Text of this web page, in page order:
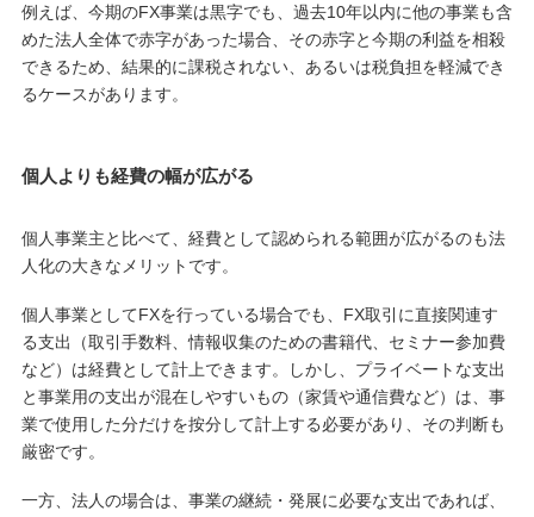
例えば、今期のFX事業は黒字でも、過去10年以内に他の事業も含
めた法人全体で赤字があった場合、その赤字と今期の利益を相殺
できるため、結果的に課税されない、あるいは税負担を軽減でき
るケースがあります。
個人よりも経費の幅が広がる
個人事業主と比べて、経費として認められる範囲が広がるのも法
人化の大きなメリットです。
個人事業としてFXを行っている場合でも、FX取引に直接関連す
る支出（取引手数料、情報収集のための書籍代、セミナー参加費
など）は経費として計上できます。しかし、プライベートな支出
と事業用の支出が混在しやすいもの（家賃や通信費など）は、事
業で使用した分だけを按分して計上する必要があり、その判断も
厳密です。
一方、法人の場合は、事業の継続・発展に必要な支出であれば、